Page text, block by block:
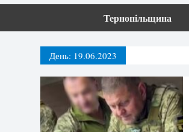
Тернопільщина
День: 19.06.2023